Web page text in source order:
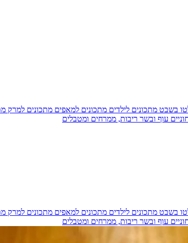
בשבט מתכונים לילדים מתכונים למאפים מתכונים למרק
עוף ובשר ריבות, ממרחים ומטבלים
בשבט מתכונים לילדים מתכונים למאפים מתכונים למרק
עוף ובשר ריבות, ממרחים ומטבלים